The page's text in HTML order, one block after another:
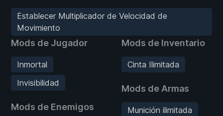
Establecer Multiplicador de Velocidad de
Movimiento
Mods de Jugador
Inmortal
Invisibilidad
Mods de Enemigos
Mods de Inventario
Cinta Ilimitada
Mods de Armas
Munición ilimitada